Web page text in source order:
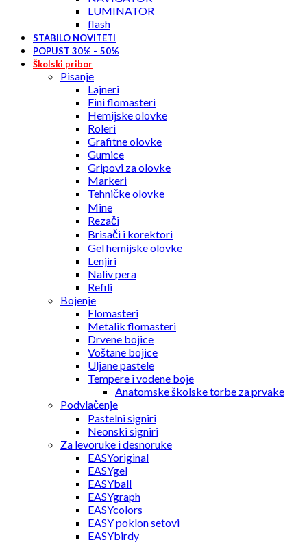
LUMINATOR
flash
STABILO NOVITETI
POPUST 30% – 50%
Školski pribor
Pisanje
Lajneri
Fini flomasteri
Hemijske olovke
Roleri
Grafitne olovke
Gumice
Gripovi za olovke
Markeri
Tehničke olovke
Mine
Rezači
Brisači i korektori
Gel hemijske olovke
Lenjiri
Naliv pera
Refili
Bojenje
Flomasteri
Metalik flomasteri
Drvene bojice
Voštane bojice
Uljane pastele
Tempere i vodene boje
Anatomske školske torbe za prvake
Podvlačenje
Pastelni signiri
Neonski signiri
Za levoruke i desnoruke
EASYoriginal
EASYgel
EASYball
EASYgraph
EASYcolors
EASY poklon setovi
EASYbirdy